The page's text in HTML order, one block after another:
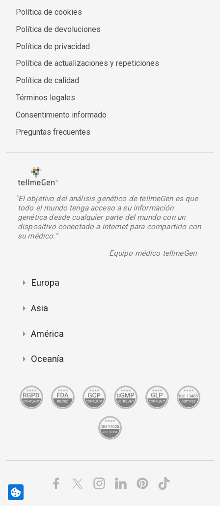
Política de cookies
Política de devoluciones
Política de privacidad
Política de actualizaciones y repeticiones
Política de calidad
Términos legales
Consentimiento informado
Preguntas frecuentes
"El objetivo del análisis genético de tellmeGen es que
todo el mundo tenga acceso a su información
genética desde cualquier parte del mundo con un
dispositivo conectado a internet para compartirlo con
su médico."
Equipo médico tellmeGen
Europa
Asia
América
Oceanía